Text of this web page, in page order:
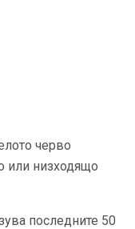
черво
или низходящо
последните 50